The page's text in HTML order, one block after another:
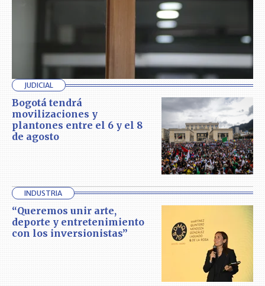
JUDICIAL
Bogotá tendrá
movilizaciones y
plantones entre el 6 y el 8
de agosto
INDUSTRIA
“Queremos unir arte,
deporte y entretenimiento
con los inversionistas”